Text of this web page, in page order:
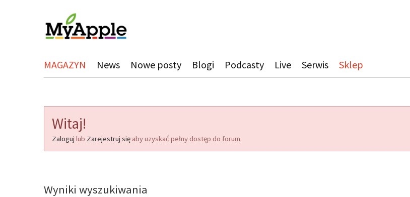
MAGAZYN News Nowe posty Blogi Podcasty Live Serwis Sklep
Witaj!
Zaloguj lub Zarejestruj się aby uzyskać pełny dostęp do forum.
Wyniki wyszukiwania